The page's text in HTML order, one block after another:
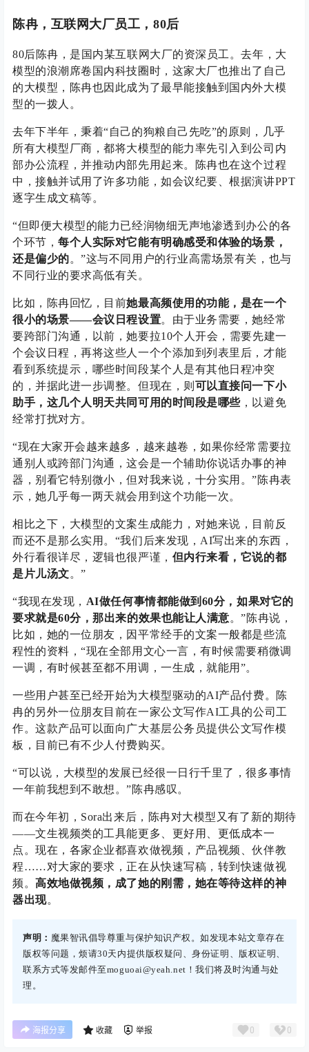
陈冉，互联网大厂员工，80后
80后陈冉，是国内某互联网大厂的资深员工。去年，大
模型的浪潮席卷国内科技圈时，这家大厂也推出了自己
的大模型，陈冉也因此成为了最早能接触到国内外大模
型的一拨人。
去年下半年，秉着“自己的狗粮自己先吃”的原则，几乎
所有大模型厂商，都将大模型的能力率先引入到公司内
部办公流程，并推动内部先用起来。陈冉也在这个过程
中，接触并试用了许多功能，如会议纪要、根据演讲PPT
逐字生成文稿等。
“但即便大模型的能力已经润物细无声地渗透到办公的各
个环节，每个人实际对它能有明确感受和体验的场景，
还是偏少的。”这与不同用户的行业高需场景有关，也与
不同行业的要求高低有关。
比如，陈冉回忆，目前她最高频使用的功能，是在一个
很小的场景——会议日程设置。由于业务需要，她经常
要跨部门沟通，以前，她要拉10个人开会，需要先建一
个会议日程，再将这些人一个个添加到列表里后，才能
看到系统提示，哪些时间段某个人是有其他日程冲突
的，并据此进一步调整。但现在，则 可以直接问一下小
助手，这几个人明天共同可用的时间段是哪些，以避免
经常打扰对方。
“现在大家开会越来越多，越来越卷，如果你经常需要拉
通别人或跨部门沟通，这会是一个辅助你说话办事的神
器，别看它特别微小，但对我来说，十分实用。”陈冉表
示，她几乎每一两天就会用到这个功能一次。
相比之下，大模型的文案生成能力，对她来说，目前反
而还不是那么实用。“我们后来发现，AI写出来的东西，
外行看很详尽，逻辑也很严谨， 但内行来看，它说的都
是片儿汤文。”
“我现在发现， AI做任何事情都能做到60分，如果对它的
要求就是60分，那出来的效果也能让人满意。”陈冉说，
比如，她的一位朋友，因平常经手的文案一般都是些流
程性的资料，“现在全部用文心一言，有时候需要稍微调
一调，有时候甚至都不用调，一生成，就能用”。
一些用户甚至已经开始为大模型驱动的AI产品付费。陈
冉的另外一位朋友目前在一家公文写作AI工具的公司工
作。这款产品可以面向广大基层公务员提供公文写作模
板，目前已有不少人付费购买。
“可以说，大模型的发展已经很一日行千里了，很多事情
一年前我想到不敢想。”陈冉感叹。
而在今年初，Sora出来后，陈冉对大模型又有了新的期待
——文生视频类的工具能更多、更好用、更低成本一
点。现在，各家企业都喜欢做视频，产品视频、伙伴教
程……对大家的要求，正在从快速写稿，转到快速做视
频。高效地做视频，成了她的刚需，她在等待这样的神
器出现。
声明： 魔果智讯倡导尊重与保护知识产权。如发现本站文章存在
版权等问题，烦请30天内提供版权疑问、身份证明、版权证明、
联系方式等发邮件至moguoai@yeah.net！我们将及时沟通与处
理。
海报分享 收藏 举报 0 0